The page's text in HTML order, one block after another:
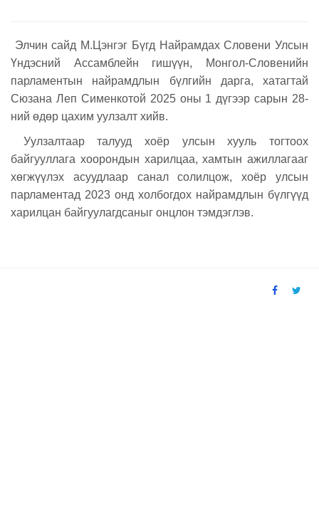
Элчин сайд М.Цэнгэг Бүгд Найрамдах Словени Улсын
Үндэсний Ассамблейн гишүүн, Монгол-Словенийн
парламентын найрамдлын бүлгийн дарга, хатагтай
Сюзана Леп Сименкотой 2025 оны 1 дүгээр сарын 28-
ний өдөр цахим уулзалт хийв.
Уулзалтаар талууд хоёр улсын хууль тогтоох
байгууллага хоорондын харилцаа, хамтын ажиллагааг
хөгжүүлэх асуудлаар санал солилцож, хоёр улсын
парламентад 2023 онд холбогдох найрамдлын бүлгүүд
харилцан байгуулагдсаныг онцлон тэмдэглэв.